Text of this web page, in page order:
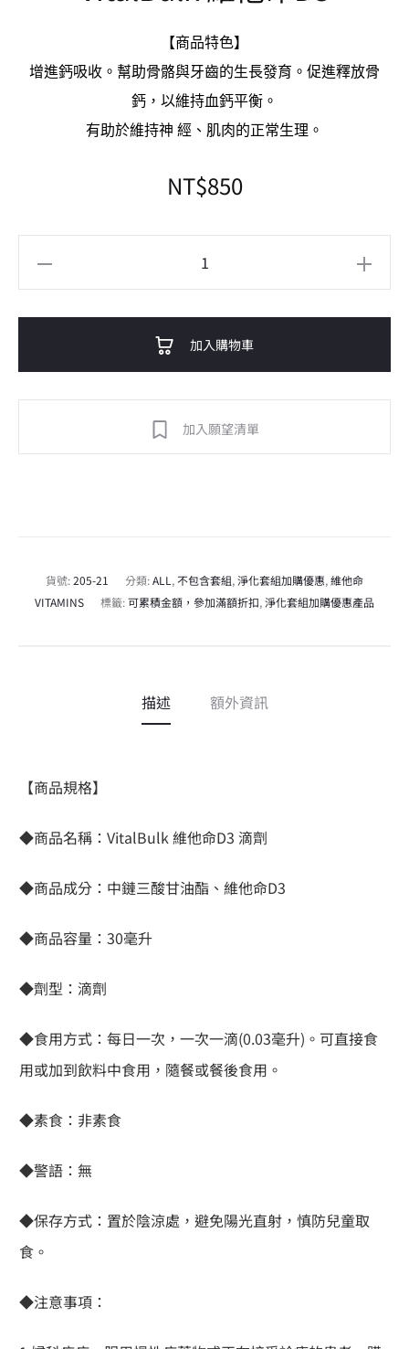
【商品特色】
增進鈣吸收。幫助骨骼與牙齒的生長發育。促進釋放骨
鈣，以維持血鈣平衡。
有助於維持神 經、肌肉的正常生理。
NT$850
加入購物車
加入願望清單
貨號:205-21 分類:ALL , 不包含套組, 淨化套組加購優惠, 維他命
VITAMINS
標籤:可累積金額，參加滿額折扣, 淨化套組加購優惠產品
描述 額外資訊
【商品規格】
◆商品名稱：VitalBulk 維他命D3 滴劑
◆商品成分：中鏈三酸甘油酯、維他命D3
◆商品容量：30毫升
◆劑型：滴劑
◆食用方式：每日一次，一次一滴(0.03毫升)。可直接食
用或加到飲料中食用，隨餐或餐後食用。
◆素食：非素食
◆警語：無
◆保存方式：置於陰涼處，避免陽光直射，慎防兒童取
食。
◆注意事項：